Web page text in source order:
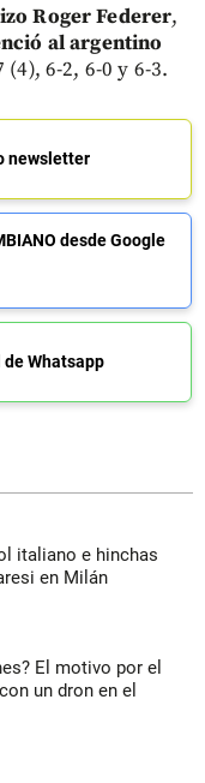
Roger Federer,
al argentino
(4), 6-2, 6-0 y 6-3.
newsletter
desde Google
Whatsapp
italiano e hinchas
en Milán
El motivo por el
un dron en el